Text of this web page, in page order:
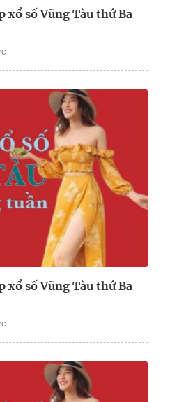
xổ số Vũng Tàu thứ Ba
xổ số Vũng Tàu thứ Ba